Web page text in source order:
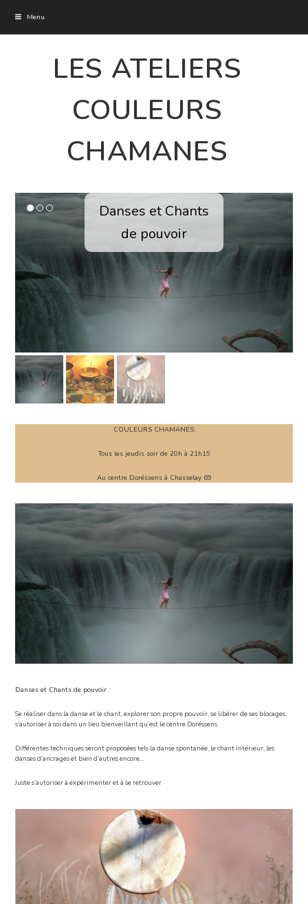
Menu
LES ATELIERS
COULEURS
CHAMANES
Danses et Chants
de pouvoir
COULEURS CHAMANES:
Tous les jeudis soir de 20h à 21h15
Au centre Doréssens à Chasselay 69
Danses et Chants de pouvoir :
Se réaliser dans la danse et le chant, explorer son propre pouvoir, se libérer de ses blocages,
s’autoriser à soi dans un lieu bienveillant qu’est le centre Doréssens.
Différentes techniques seront proposées tels la danse spontanée, le chant intérieur, les
danses d’ancrages et bien d’autres encore…
Juste s’autoriser à expérimenter et à se retrouver